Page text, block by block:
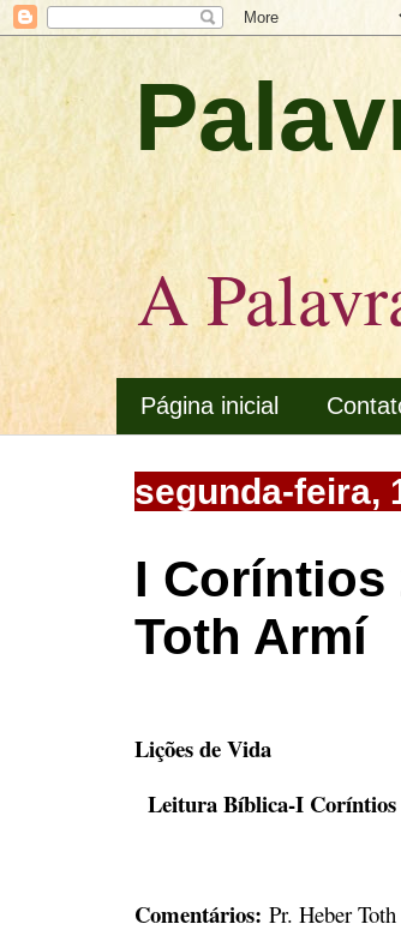
A
Página inicial
segunda-feira,
I Coríntios
Toth Armí
Lições de Vida
Leitura Bíblica-I Coríntios
Comentários: Pr. Heber